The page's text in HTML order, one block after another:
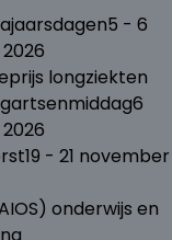
5 - 6
longziekten
6
19 - 21 november
onderwijs en